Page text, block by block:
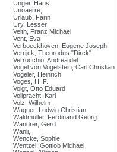
Unger, Hans
Unoaerre,
Urlaub, Farin
Ury, Lesser
Veith, Franz Michael
Vent, Eva
Verboeckhoven, Eugène Joseph
Verrijck, Theorodus "Dirck"
Verrocchio, Andrea del
Vogel von Vogelstein, Carl Christian
Vogeler, Heinrich
Voges, H. F.
Voigt, Otto Eduard
Vollpracht, Karl
Volz, Wilhelm
Wagner, Ludwig Christian
Waldmüller, Ferdinand Georg
Wandrer, Gerd
Wanli,
Wencke, Sophie
Wentzel, Gottlob Michael